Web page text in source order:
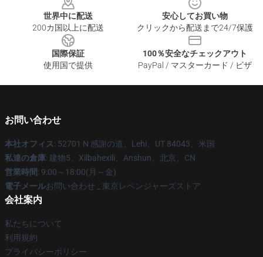
世界中に配送
200カ国以上に配送
安心してお買い物
クリックから配送まで24/7保護
国際保証
使用国で提供
100％安全なチェックアウト
PayPal / マスターカード / ビザ
お問い合わせ
本社オフィス: 52701 N 感謝の道、Lehi、UT 84043、米国
私達の倉庫: 建物5、Xilbahexili、Anshun、北京、CN
営業時間: 9:00～18:00(月～金)
電子メールお問い合わせ _ 東京レベンジャーズストア
会社案内
私たちについて
利用規約
プライバシーポリシー